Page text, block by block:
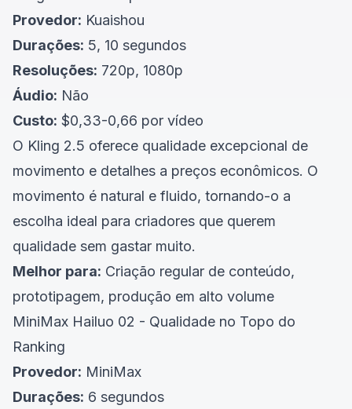
Provedor: Kuaishou
Durações: 5, 10 segundos
Resoluções: 720p, 1080p
Áudio: Não
Custo: $0,33-0,66 por vídeo
O Kling 2.5 oferece qualidade excepcional de
movimento e detalhes a preços econômicos. O
movimento é natural e fluido, tornando-o a
escolha ideal para criadores que querem
qualidade sem gastar muito.
Melhor para: Criação regular de conteúdo,
prototipagem, produção em alto volume
MiniMax Hailuo 02 - Qualidade no Topo do
Ranking
Provedor: MiniMax
Durações: 6 segundos